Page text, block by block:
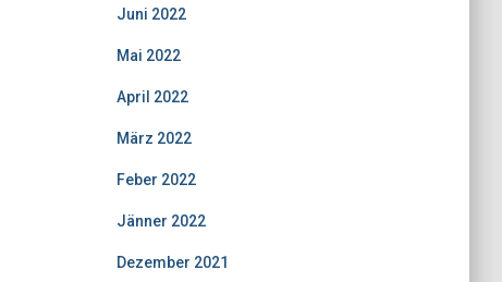
Juni 2022
Mai 2022
April 2022
März 2022
Feber 2022
Jänner 2022
Dezember 2021